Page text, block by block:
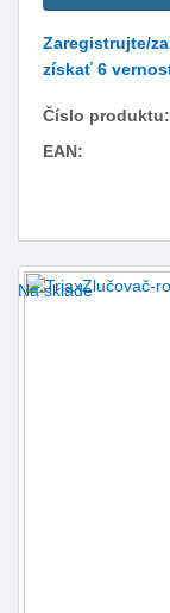
Zaregistrujte/
získať 6
Číslo produktu:
EAN:
Na sklade